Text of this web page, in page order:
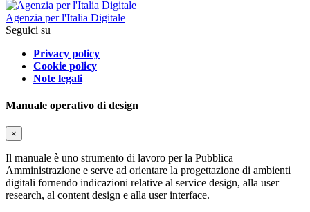
Agenzia per l'Italia Digitale
Seguici su
Privacy policy
Cookie policy
Note legali
Manuale operativo di design
×
Il manuale è uno strumento di lavoro per la Pubblica
Amministrazione e serve ad orientare la progettazione di ambienti
digitali fornendo indicazioni relative al service design, alla user
research, al content design e alla user interface.